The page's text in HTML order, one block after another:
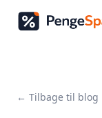
← Tilbage til blog